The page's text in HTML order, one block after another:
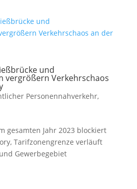
und
vergrößern Verkehrschaos
Personennahverkehr,
gesamten Jahr 2023 blockiert
Tarifzonengrenze verläuft
Gewerbegebiet